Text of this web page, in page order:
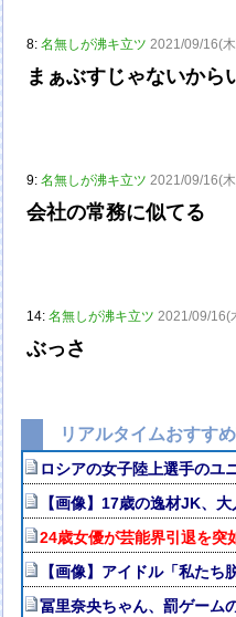
8:名無しが沸キ立ツ 2021/09/16(
まぁぶすじゃないから
9:名無しが沸キ立ツ 2021/09/16(
会社の常務に似てる
14:名無しが沸キ立ツ 2021/09/16(
ぶっさ
リアルタイムおすす
ロシアの女子陸上選手のユ
【画像】17歳の逸材JK、
24歳女優が芸能界引退を
【画像】アイドル「私た
冨里奈央ちゃん、罰ゲーム